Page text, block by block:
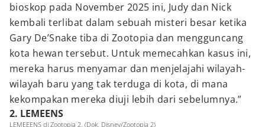
bioskop pada November 2025 ini, Judy dan Nick
kembali terlibat dalam sebuah misteri besar ketika
Gary De’Snake tiba di Zootopia dan mengguncang
kota hewan tersebut. Untuk memecahkan kasus ini,
mereka harus menyamar dan menjelajahi wilayah-
wilayah baru yang tak terduga di kota, di mana
kekompakan mereka diuji lebih dari sebelumnya.”
2. LEMEENS
LEMEEENS di Zootopia 2. (Dok. Disney/Zootopia 2)